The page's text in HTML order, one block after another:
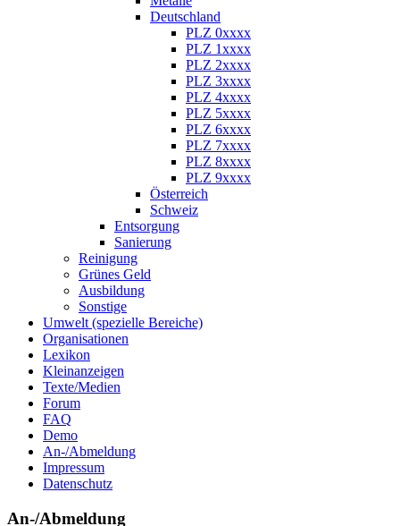
Deutschland
PLZ 0xxxx
PLZ 1xxxx
PLZ 2xxxx
PLZ 3xxxx
PLZ 4xxxx
PLZ 5xxxx
PLZ 6xxxx
PLZ 7xxxx
PLZ 8xxxx
PLZ 9xxxx
Österreich
Schweiz
Entsorgung
Sanierung
Reinigung
Grünes Geld
Ausbildung
Sonstige
Umwelt (spezielle Bereiche)
Organisationen
Lexikon
Kleinanzeigen
Texte/Medien
Forum
FAQ
Demo
An-/Abmeldung
Impressum
Datenschutz
An-/Abmeldung